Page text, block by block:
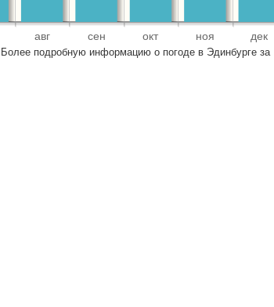
авг сен окт ноя дек
подробную информацию о погоде в Эдинбурге за